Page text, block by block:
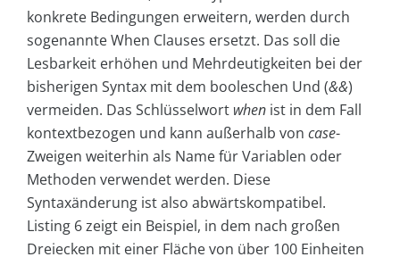
konkrete Bedingungen erweitern, werden durch
sogenannte When Clauses ersetzt. Das soll die
Lesbarkeit erhöhen und Mehrdeutigkeiten bei der
bisherigen Syntax mit dem booleschen Und (&&)
vermeiden. Das Schlüsselwort when ist in dem Fall
kontextbezogen und kann außerhalb von case-
Zweigen weiterhin als Name für Variablen oder
Methoden verwendet werden. Diese
Syntaxänderung ist also abwärtskompatibel.
Listing 6 zeigt ein Beispiel, in dem nach großen
Dreiecken mit einer Fläche von über 100 Einheiten